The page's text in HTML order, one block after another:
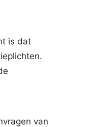
is dat
van